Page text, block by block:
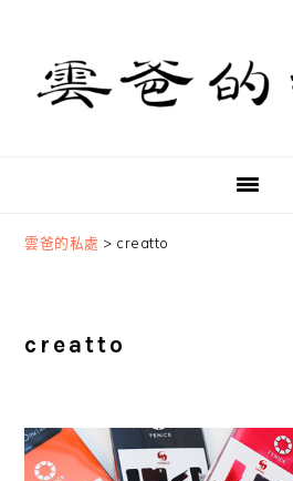
primary
navigation
content
primary
sidebar
雲爸的私處 > creatto
creatto